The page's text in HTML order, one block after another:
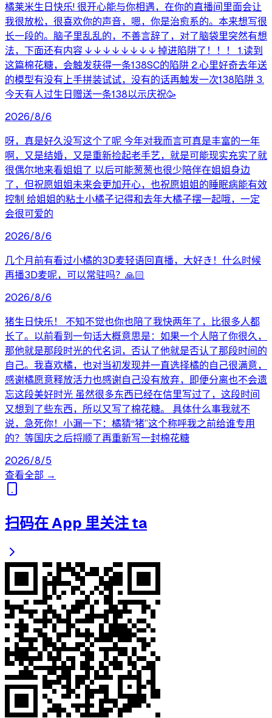
橘莱米生日快乐! 很开心能与你相遇，在你的直播间里面会让
我很放松，很喜欢你的声音，嗯，你是治愈系的。本来想写很
长一段的。脑子里乱乱的，不善言辞了，对了脑袋里突然有想
法，下面还有内容 ↓ ↓ ↓ ↓ ↓ ↓ ↓ ↓ 掉进陷阱了！！！ 1.读到
这篇棉花糖，会触发获得一条138SC的陷阱 2.心里好奇去年送
的模型有没有上手拼装试试，没有的话再触发一次138陷阱 3.
今天有人过生日赠送一条138以示庆祝🥳
2026/8/6
呀，真是好久没写这个了呢 今年对我而言可真是丰富的一年
啊，又是结婚，又是重新捡起老手艺，就是可能现实充实了就
很偶尔地来看姐姐了 以后可能葱葱也很少陪伴在姐姐身边
了，但祝愿姐姐未来会更加开心，也祝愿姐姐的睡眠病能有效
控制 给姐姐的粘土小橘子记得和去年大橘子摆一起哦，一定
会很可爱的
2026/8/6
几个月前有看过小橘的3D麦轻语回直播，大好き！什么时候
再播3D麦呢，可以常驻吗？🙏🏻
2026/8/6
猪生日快乐！ 不知不觉也你也陪了我快两年了，比很多人都
长了。以前看到一句话大概意思是：如果一个人陪了你很久，
那他就是那段时光的代名词，否认了他就是否认了那段时间的
自己。我喜欢橘，也对当初发现并一直选择橘的自己很满意，
感谢橘愿意释放活力也感谢自己没有放弃，即便分离也不会遗
忘这段美好时光 虽然很多东西已经在信里写过了，这段时间
又想到了些东西，所以又写了棉花糖。 具体什么事我就不
说，急死你！小漏一下：橘猜“猪”这个称呼我之前给谁专用
的？等国庆之后捋顺了再重新写一封棉花糖
2026/8/5
查看全部 →
扫码在 App 里关注 ta